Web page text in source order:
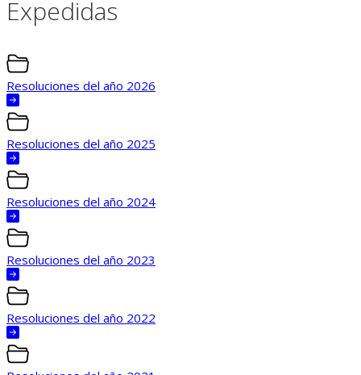
Expedidas
Resoluciones del año 2026
Resoluciones del año 2025
Resoluciones del año 2024
Resoluciones del año 2023
Resoluciones del año 2022